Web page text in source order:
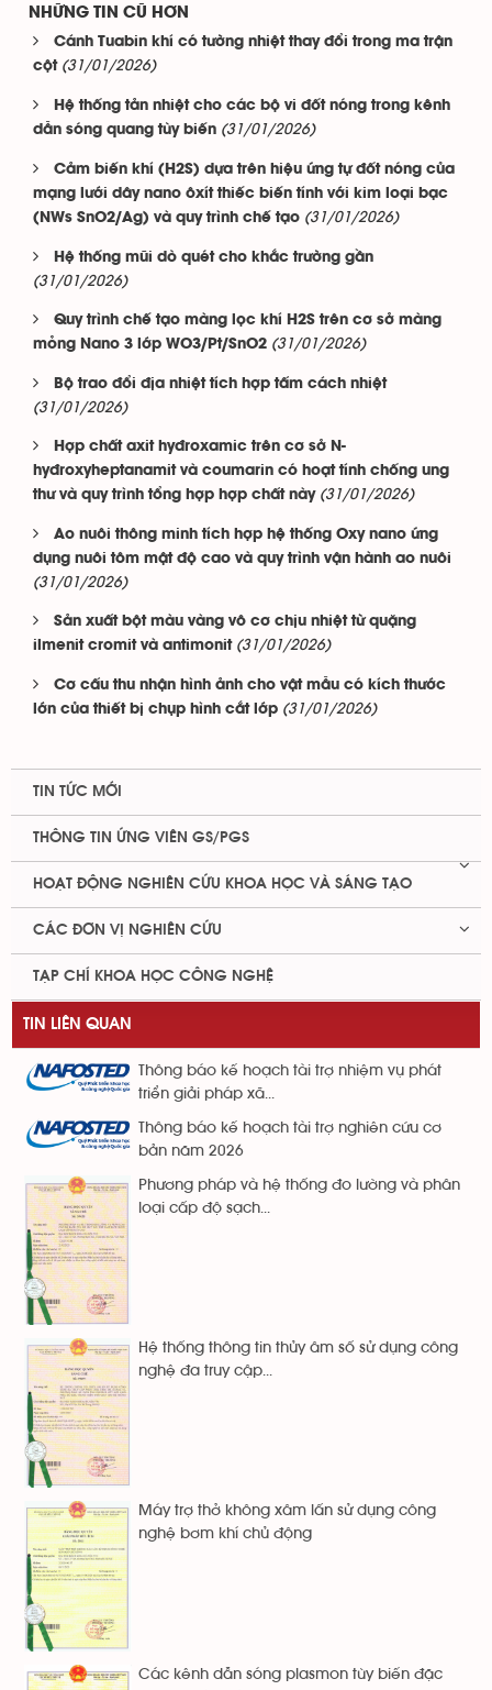
NHỮNG TIN CŨ HƠN
Cánh Tuabin khí có tường nhiệt thay đổi trong ma trận
cột (31/01/2026)
Hệ thống tản nhiệt cho các bộ vi đốt nóng trong kênh
dẫn sóng quang tùy biến (31/01/2026)
Cảm biến khí (H2S) dựa trên hiệu ứng tự đốt nóng của
mạng lưới dây nano ôxít thiếc biến tính với kim loại bạc
(NWs SnO2/Ag) và quy trình chế tạo (31/01/2026)
Hệ thống mũi dò quét cho khắc trường gần
(31/01/2026)
Quy trình chế tạo màng lọc khí H2S trên cơ sở màng
mỏng Nano 3 lớp WO3/Pt/SnO2 (31/01/2026)
Bộ trao đổi địa nhiệt tích hợp tấm cách nhiệt
(31/01/2026)
Hợp chất axit hyđroxamic trên cơ sở N-
hyđroxyheptanamit và coumarin có hoạt tính chống ung
thư và quy trình tổng hợp hợp chất này (31/01/2026)
Ao nuôi thông minh tích hợp hệ thống Oxy nano ứng
dụng nuôi tôm mật độ cao và quy trình vận hành ao nuôi
(31/01/2026)
Sản xuất bột màu vàng vô cơ chịu nhiệt từ quặng
ilmenit cromit và antimonit (31/01/2026)
Cơ cấu thu nhận hình ảnh cho vật mẫu có kích thước
lớn của thiết bị chụp hình cắt lớp (31/01/2026)
TIN TỨC MỚI
THÔNG TIN ỨNG VIÊN GS/PGS
HOẠT ĐỘNG NGHIÊN CỨU KHOA HỌC VÀ SÁNG TẠO
CÁC ĐƠN VỊ NGHIÊN CỨU
TẠP CHÍ KHOA HỌC CÔNG NGHỆ
TIN LIÊN QUAN
Thông báo kế hoạch tài trợ nhiệm vụ phát
triển giải pháp xã...
Thông báo kế hoạch tài trợ nghiên cứu cơ
bản năm 2026
Phương pháp và hệ thống đo lường và phân
loại cấp độ sạch...
Hệ thống thông tin thủy âm số sử dụng công
nghệ đa truy cập...
Máy trợ thở không xâm lấn sử dụng công
nghệ bơm khí chủ động
Các kênh dẫn sóng plasmon tùy biến đặc